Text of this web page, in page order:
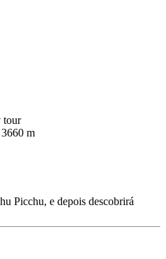
Picchu, e depois descobrirá